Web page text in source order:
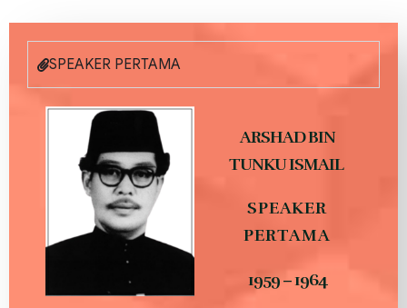
SPEAKER PERTAMA
ARSHAD BIN
TUNKU ISMAIL
SPEAKER
PERTAMA
1959 – 1964